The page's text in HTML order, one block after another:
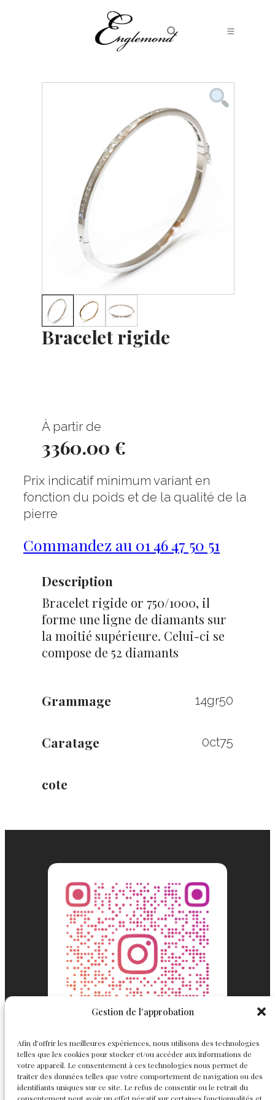
Gestion de l'approbation
Afin d’offrir les meilleures expériences, nous utilisons des technologies
telles que les cookies pour stocker et/ou accéder aux informations de
votre appareil. Le consentement à ces technologies nous permet de
traiter des données telles que votre comportement de navigation ou des
identifiants uniques sur ce site. Le refus de consentir ou le retrait du
Bracelet rigide
À partir de
3360.00 €
Prix indicatif minimum variant en
fonction du poids et de la qualité de la
pierre
Commandez au 01 46 47 50 51
Description
Bracelet rigide or 750/1000, il
forme une ligne de diamants sur
la moitié supérieure. Celui-ci se
compose de 52 diamants
Grammage 14gr50
Caratage 0ct75
cote